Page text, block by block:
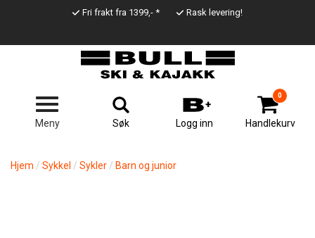
Line
Fri frakt fra 1399,- * Rask levering!
Meny Søk Logg inn Handlekurv
0
Hjem Sykkel Sykler Barn og junior